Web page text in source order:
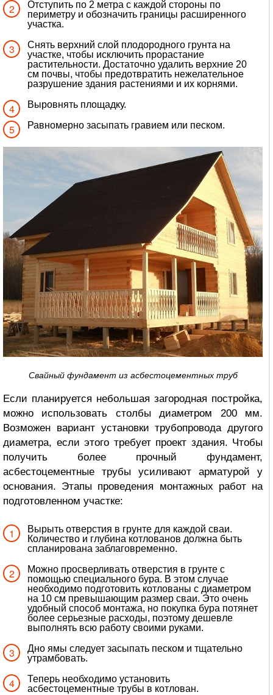
Отступить по 2 метра с каждой стороны по
периметру и обозначить границы расширенного
участка.
Снять верхний слой плодородного грунта на
участке, чтобы исключить прорастание
растительности. Достаточно удалить верхние 20
см почвы, чтобы предотвратить нежелательное
разрушение здания растениями и их корнями.
Выровнять площадку.
Равномерно засыпать гравием или песком.
Свайный фундамент из асбестоцементных труб
Если планируется небольшая загородная постройка,
можно использовать столбы диаметром 200 мм.
Возможен вариант установки трубопровода другого
диаметра, если этого требует проект здания. Чтобы
получить более прочный фундамент,
асбестоцементные трубы усиливают арматурой у
основания. Этапы проведения монтажных работ на
подготовленном участке:
Вырыть отверстия в грунте для каждой сваи.
Количество и глубина котлованов должна быть
спланирована заблаговременно.
Можно просверливать отверстия в грунте с
помощью специального бура. В этом случае
необходимо подготовить котлованы с диаметром
на 10 см превышающим размер сваи. Это очень
удобный способ монтажа, но покупка бура потянет
более серьезные расходы, поэтому дешевле
выполнять всю работу своими руками.
Дно ямы следует засыпать песком и тщательно
утрамбовать.
Теперь необходимо установить
асбестоцементные трубы в котлован.